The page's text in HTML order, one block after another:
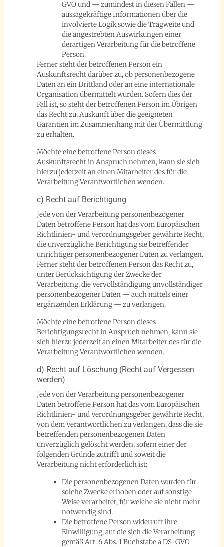
GVO und — zumindest in diesen Fällen —
aussagekräftige Informationen über die
involvierte Logik sowie die Tragweite und
die angestrebten Auswirkungen einer
derartigen Verarbeitung für die betroffene
Person.
Ferner steht der betroffenen Person ein
Auskunftsrecht darüber zu, ob personenbezogene
Daten an ein Drittland oder an eine internationale
Organisation übermittelt wurden. Sofern dies der
Fall ist, so steht der betroffenen Person im Übrigen
das Recht zu, Auskunft über die geeigneten
Garantien im Zusammenhang mit der Übermittlung
zu erhalten.
Möchte eine betroffene Person dieses
Auskunftsrecht in Anspruch nehmen, kann sie sich
hierzu jederzeit an einen Mitarbeiter des für die
Verarbeitung Verantwortlichen wenden.
c) Recht auf Berichtigung
Jede von der Verarbeitung personenbezogener
Daten betroffene Person hat das vom Europäischen
Richtlinien- und Verordnungsgeber gewährte Recht,
die unverzügliche Berichtigung sie betreffender
unrichtiger personenbezogener Daten zu verlangen.
Ferner steht der betroffenen Person das Recht zu,
unter Berücksichtigung der Zwecke der
Verarbeitung, die Vervollständigung unvollständiger
personenbezogener Daten — auch mittels einer
ergänzenden Erklärung — zu verlangen.
Möchte eine betroffene Person dieses
Berichtigungsrecht in Anspruch nehmen, kann sie
sich hierzu jederzeit an einen Mitarbeiter des für die
Verarbeitung Verantwortlichen wenden.
d) Recht auf Löschung (Recht auf Vergessen
werden)
Jede von der Verarbeitung personenbezogener
Daten betroffene Person hat das vom Europäischen
Richtlinien- und Verordnungsgeber gewährte Recht,
von dem Verantwortlichen zu verlangen, dass die sie
betreffenden personenbezogenen Daten
unverzüglich gelöscht werden, sofern einer der
folgenden Gründe zutrifft und soweit die
Verarbeitung nicht erforderlich ist:
Die personenbezogenen Daten wurden für
solche Zwecke erhoben oder auf sonstige
Weise verarbeitet, für welche sie nicht mehr
notwendig sind.
Die betroffene Person widerruft ihre
Einwilligung, auf die sich die Verarbeitung
gemäß Art. 6 Abs. 1 Buchstabe a DS-GVO